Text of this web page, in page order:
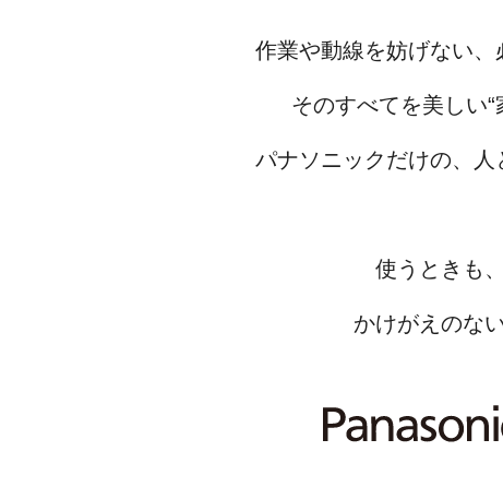
作業や動線を妨げない、
そのすべてを美しい
パナソニックだけの、人
使うときも
かけがえのな